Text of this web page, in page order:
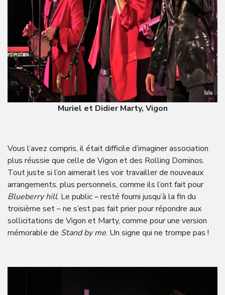
Muriel et Didier Marty, Vigon
Vous l’avez compris, il était difficile d’imaginer association
plus réussie que celle de Vigon et des Rolling Dominos.
Tout juste si l’on aimerait les voir travailler de nouveaux
arrangements, plus personnels, comme ils l’ont fait pour
Blueberry hill. Le public – resté fourni jusqu’à la fin du
troisième set – ne s’est pas fait prier pour répondre aux
sollicitations de Vigon et Marty, comme pour une version
mémorable de Stand by me. Un signe qui ne trompe pas !